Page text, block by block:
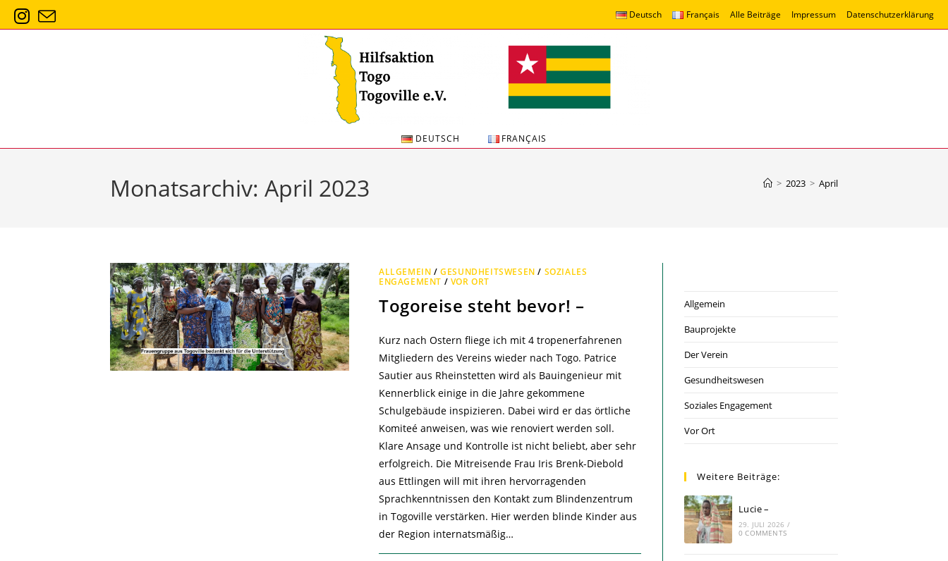
Zum
Inhalt
Deutsch Français Alle Beiträge Impressum Datenschutzerklärung
DEUTSCH FRANÇAIS
Monatsarchiv: April 2023 > 2023 > April
ALLGEMEIN /GESUNDHEITSWESEN / SOZIALES
ENGAGEMENT / VOR ORT
Togoreise steht bevor! –
Kurz nach Ostern fliege ich mit 4 tropenerfahrenen
Mitgliedern des Vereins wieder nach Togo. Patrice
Sautier aus Rheinstetten wird als Bauingenieur mit
Kennerblick einige in die Jahre gekommene
Schulgebäude inspizieren. Dabei wird er das örtliche
Komiteé anweisen, was wie renoviert werden soll.
Klare Ansage und Kontrolle ist nicht beliebt, aber sehr
erfolgreich. Die Mitreisende Frau Iris Brenk-Diebold
aus Ettlingen will mit ihren hervorragenden
Sprachkenntnissen den Kontakt zum Blindenzentrum
in Togoville verstärken. Hier werden blinde Kinder aus
der Region internatsmäßig…
Allgemein
Bauprojekte
Der Verein
Gesundheitswesen
Soziales Engagement
Vor Ort
Weitere Beiträge:
Lucie –
29. JULI 2026 /
0 COMMENTS